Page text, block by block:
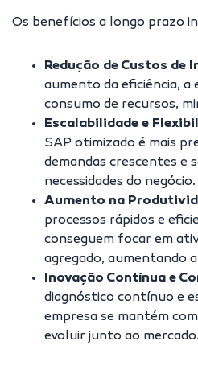
Os benefícios a longo prazo
Redução de Custos de
aumento da eficiência, a
consumo de recursos,
Escalabilidade e
SAP otimizado é mais
demandas crescentes e
necessidades do negócio.
Aumento na
processos rápidos e
conseguem focar em
agregado, aumentando
Inovação Contínua e
diagnóstico contínuo e
empresa se mantém
evoluir junto ao mercado.